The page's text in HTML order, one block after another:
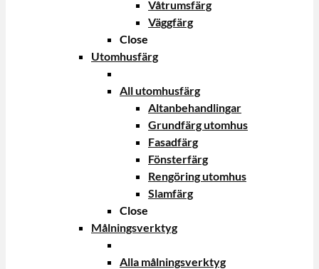
Våtrumsfärg
Väggfärg
Close
Utomhusfärg
All utomhusfärg
Altanbehandlingar
Grundfärg utomhus
Fasadfärg
Fönsterfärg
Rengöring utomhus
Slamfärg
Close
Målningsverktyg
Alla målningsverktyg